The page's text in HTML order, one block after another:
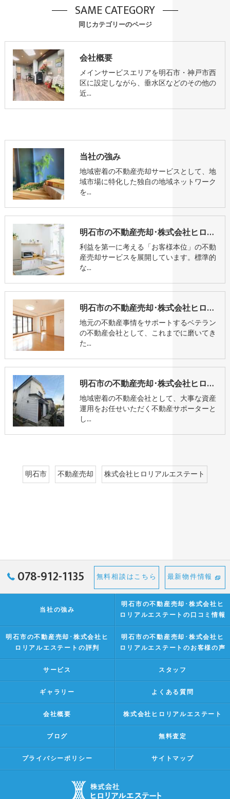
同じカテゴリーのページ
SAME CATEGORY
会社概要
メインサービスエリアを明石市・神戸市西
区に設定しながら、垂水区などのその他の
近…
当社の強み
地域密着の不動産売却サービスとして、地
域市場に特化した独自の地域ネットワーク
を…
明石市の不動産売却･株式会社ヒロリアルエステートのお客様の声
利益を第一に考える「お客様本位」の不動
産売却サービスを展開しています。標準的
な…
明石市の不動産売却･株式会社ヒロリアルエステートの評判
地元の不動産事情をサポートするベテラン
の不動産会社として、これまでに磨いてき
た…
明石市の不動産売却･株式会社ヒロリアルエステートの口コミ情報
地域密着の不動産会社として、大事な資産
運用をお任せいただく不動産サポーターと
し…
明石市 不動産売却 株式会社ヒロリアルエステート
078-912-1135 無料相談はこちら 最新物件情報
当社の強み
明石市の不動産売却･株式会社ヒ
ロリアルエステートの口コミ情報
明石市の不動産売却･株式会社ヒ
ロリアルエステートの評判
明石市の不動産売却･株式会社ヒ
ロリアルエステートのお客様の声
サービス スタッフ
ギャラリー よくある質問
会社概要 株式会社ヒロリアルエステート
ブログ 無料査定
プライバシーポリシー サイトマップ